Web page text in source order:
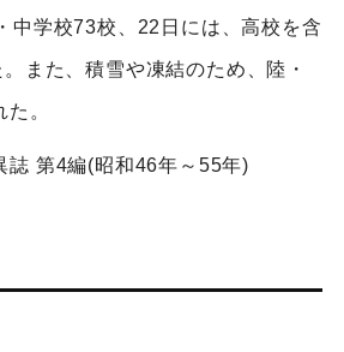
中学校73校、22日には、高校を含
また、積雪や凍結のため、陸・
。
誌 第4編(昭和46年～55年)